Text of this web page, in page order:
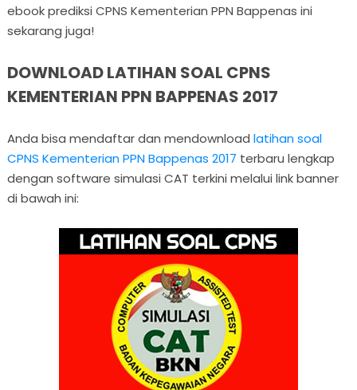
ebook prediksi CPNS Kementerian PPN Bappenas ini
sekarang juga!
DOWNLOAD LATIHAN SOAL CPNS
KEMENTERIAN PPN BAPPENAS 2017
Anda bisa mendaftar dan mendownload latihan soal
CPNS Kementerian PPN Bappenas 2017 terbaru lengkap
dengan software simulasi CAT terkini melalui link banner
di bawah ini: